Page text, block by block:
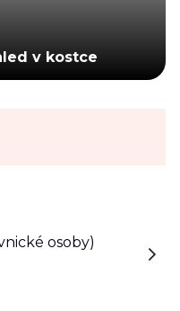
v kostce
osoby)